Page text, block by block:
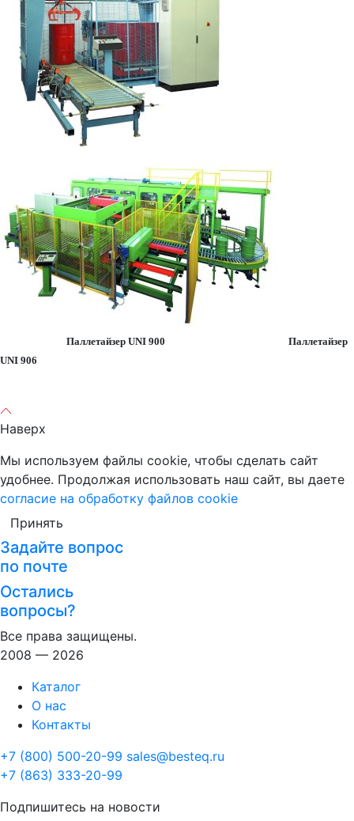
Паллетайзер UNI 900 Паллетайзер
UNI 906
Наверх
Мы используем файлы cookie, чтобы сделать сайт
удобнее. Продолжая использовать наш сайт, вы даете
согласие на обработку файлов cookie
Принять
Задайте вопрос
по почте
Остались
вопросы?
Все права защищены.
2008 — 2026
Каталог
О нас
Контакты
+7 (800) 500-20-99 sales@besteq.ru
+7 (863) 333-20-99
Подпишитесь на новости